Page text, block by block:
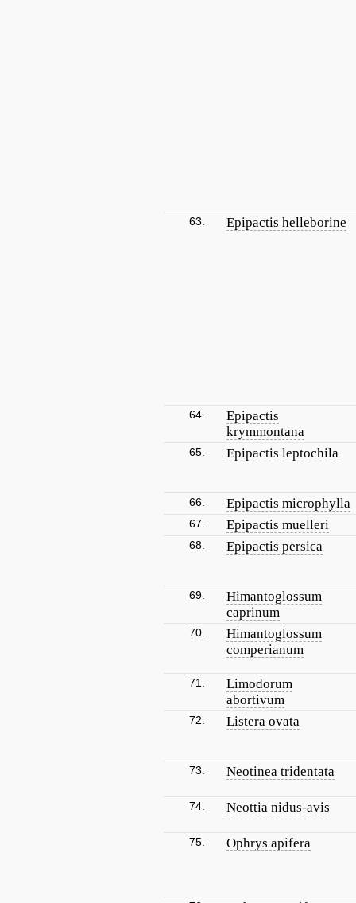
63. Epipactis helleborine
64.
Epipactis
krymmontana
65. Epipactis leptochila
66. Epipactis microphylla
67. Epipactis muelleri
68. Epipactis persica
69.
Himantoglossum
caprinum
70.
Himantoglossum
comperianum
71.
Limodorum
abortivum
72. Listera ovata
73. Neotinea tridentata
74. Neottia nidus-avis
75. Ophrys apifera